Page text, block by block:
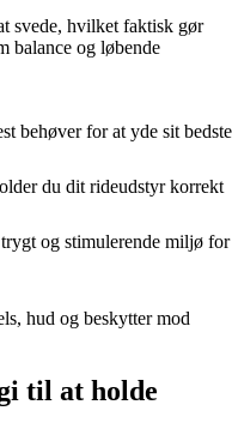
svede, hvilket faktisk gør
balance og løbende
behøver for at yde sit bedste
du dit rideudstyr korrekt
og stimulerende miljø for
hud og beskytter mod
til at holde